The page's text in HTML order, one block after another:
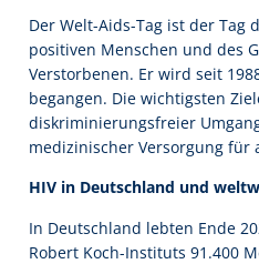
Der Welt-Aids-Tag ist der Tag
positiven Menschen und des
Verstorbenen. Er wird seit
begangen. Die wichtigsten
diskriminierungsfreier
medizinischer Versorgung für
HIV in Deutschland und
In Deutschland lebten Ende
Robert Koch-Instituts 91.400